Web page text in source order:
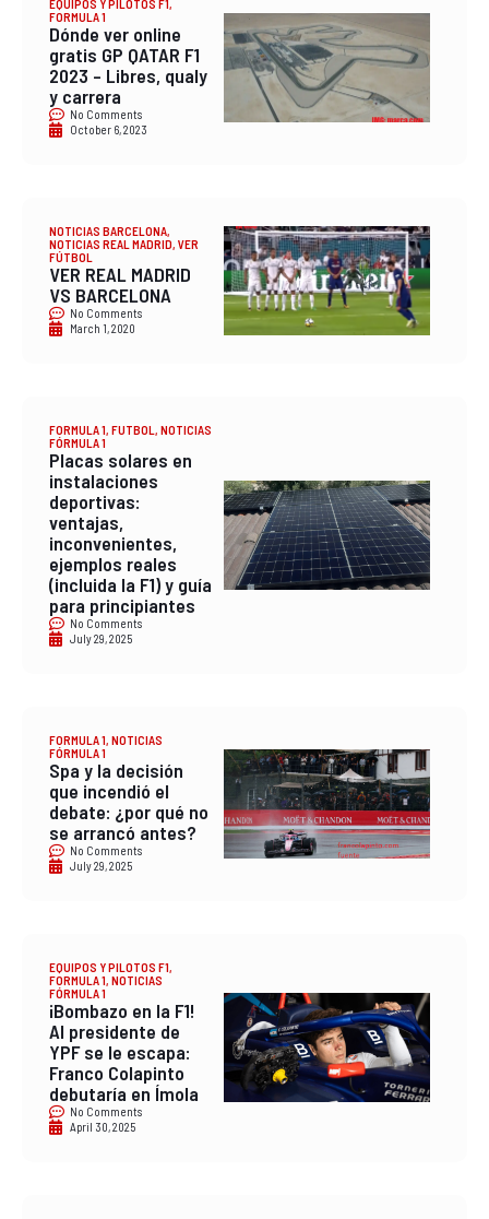
EQUIPOS Y PILOTOS F1
FORMULA 1
Dónde ver online
gratis GP QATAR F1
2023 – Libres, qualy
y carrera
No Comments
October 6, 2023
NOTICIAS BARCELONA
NOTICIAS REAL MADRID VER
FÚTBOL
VER REAL MADRID
VS BARCELONA
No Comments
March 1, 2020
FORMULA 1 FUTBOL
NOTICIAS
FÓRMULA 1
Placas solares en
instalaciones
deportivas:
ventajas,
inconvenientes,
ejemplos reales
(incluida la F1) y guía
para principiantes
No Comments
July 29, 2025
FORMULA 1 NOTICIAS
FÓRMULA 1
Spa y la decisión
que incendió el
debate: ¿por qué no
se arrancó antes?
No Comments
July 29, 2025
EQUIPOS Y PILOTOS F1
FORMULA 1 NOTICIAS
FÓRMULA 1
¡Bombazo en la F1!
Al presidente de
YPF se le escapa:
Franco Colapinto
debutaría en Ímola
No Comments
April 30, 2025